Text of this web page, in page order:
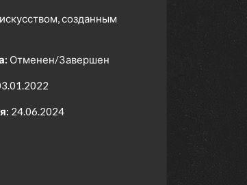
созданным
Отменен/Завершен
24.06.2024